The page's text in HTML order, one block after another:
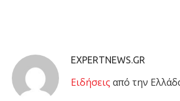
EXPERTNEWS.GR
Eιδήσεις από την